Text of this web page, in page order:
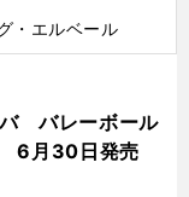
・エルベール
バレーボール
6月30日発売